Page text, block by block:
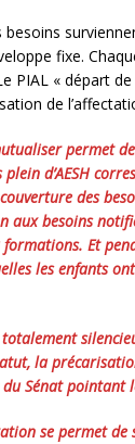
besoins
fixe.
PIAL « départ
de
permet de
d’AESH
des
aux besoins
Et
les enfants
la
Sénat pointant
se permet